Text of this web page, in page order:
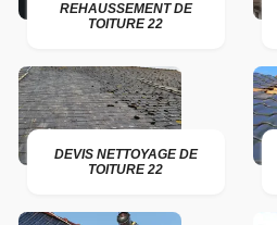
REHAUSSEMENT DE
TOITURE 22
DEVIS NETTOYAGE DE
TOITURE 22